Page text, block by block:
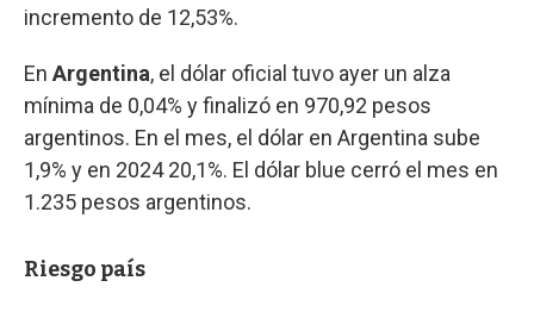
incremento de 12,53%.
En Argentina, el dólar oficial tuvo ayer un alza
mínima de 0,04% y finalizó en 970,92 pesos
argentinos. En el mes, el dólar en Argentina sube
1,9% y en 2024 20,1%. El dólar blue cerró el mes en
1.235 pesos argentinos.
Riesgo país